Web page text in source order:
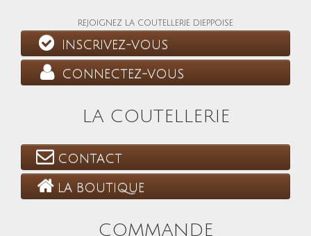
REJOIGNEZ LA COUTELLERIE DIEPPOISE
INSCRIVEZ-VOUS
CONNECTEZ-VOUS
LA COUTELLERIE
CONTACT
LA BOUTIQUE
COMMANDE